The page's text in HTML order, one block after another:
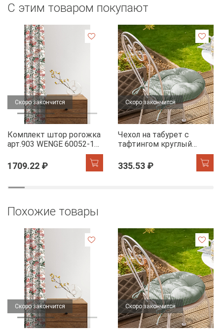
С этим товаром покупают
Скоро закончится
Комплект штор рогожка
арт.903 WENGE 60052-1
1709.22 ₽
Скоро закончится
Чехол на табурет с
тафтингом круглый
WENGE 60049-1 Tropical
accent
335.53 ₽
Похожие товары
Скоро закончится Скоро закончится